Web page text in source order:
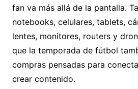
fan va más allá de la pantalla.
notebooks, celulares, tablets,
lentes, monitores, routers y
que la temporada de fútbol
compras pensadas para
crear contenido.